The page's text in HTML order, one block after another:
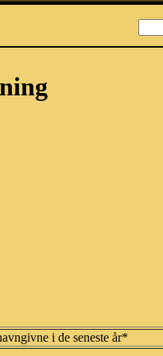
i de seneste år*